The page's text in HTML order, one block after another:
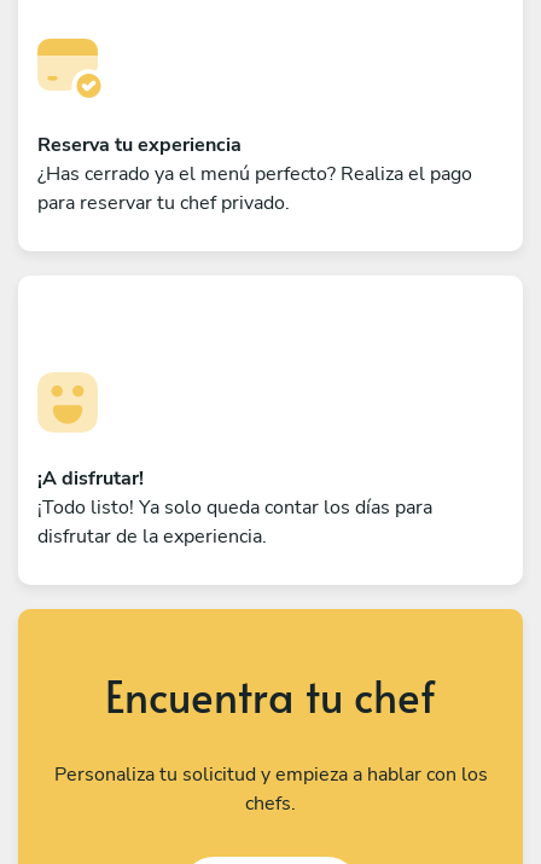
Reserva tu experiencia
¿Has cerrado ya el menú perfecto? Realiza el pago
para reservar tu chef privado.
¡A disfrutar!
¡Todo listo! Ya solo queda contar los días para
disfrutar de la experiencia.
Encuentra tu chef
Personaliza tu solicitud y empieza a hablar con los
chefs.